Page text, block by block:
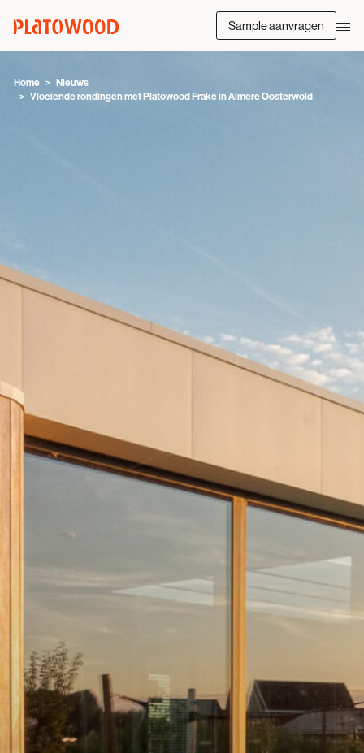
Sample aanvragen
Home
Nieuws
Vloeiende rondingen met Platowood Fraké in Almere Oosterwold